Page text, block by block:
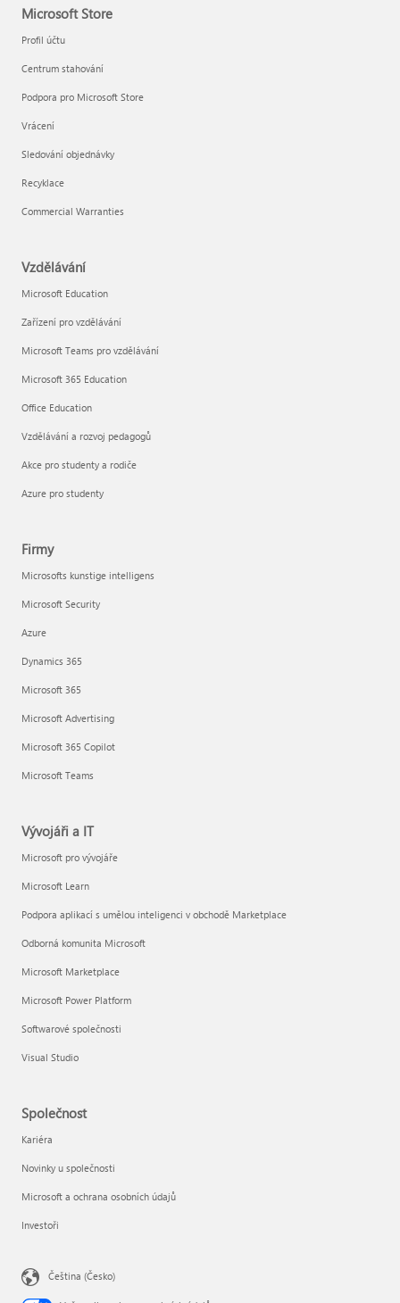
Microsoft Store
Profil účtu
Centrum stahování
Podpora pro Microsoft Store
Vrácení
Sledování objednávky
Recyklace
Commercial Warranties
Vzdělávání
Microsoft Education
Zařízení pro vzdělávání
Microsoft Teams pro vzdělávání
Microsoft 365 Education
Office Education
Vzdělávání a rozvoj pedagogů
Akce pro studenty a rodiče
Azure pro studenty
Firmy
Microsofts kunstige intelligens
Microsoft Security
Azure
Dynamics 365
Microsoft 365
Microsoft Advertising
Microsoft 365 Copilot
Microsoft Teams
Vývojáři a IT
Microsoft pro vývojáře
Microsoft Learn
Podpora aplikací s umělou inteligenci v obchodě Marketplace
Odborná komunita Microsoft
Microsoft Marketplace
Microsoft Power Platform
Softwarové společnosti
Visual Studio
Společnost
Kariéra
Novinky u společnosti
Microsoft a ochrana osobních údajů
Investoři
Čeština (Česko)